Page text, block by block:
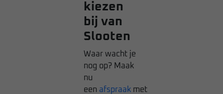
kiezen
bij van
Slooten
Waar wacht je
nog op? Maak
nu
een afspraak met